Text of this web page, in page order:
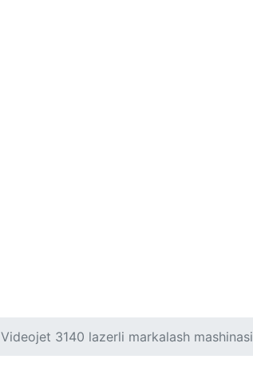
Videojet 3140 lazerli markalash mashinasi